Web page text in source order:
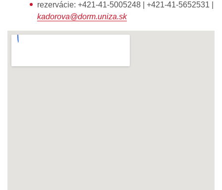
rezervácie: +421-41-5005248 | +421-41-5652531 |
kadorova@dorm.uniza.sk